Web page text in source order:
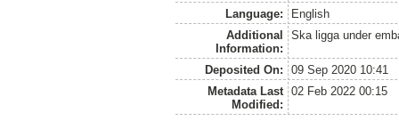
Language:
English
Additional
Information:
Ska ligga under
Deposited On:
09 Sep 2020 10:41
Metadata Last
Modified:
02 Feb 2022 00:15